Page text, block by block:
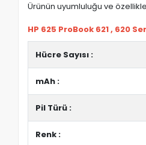
Ürünün uyumluluğu ve
HP 625 ProBook 621 , 620
Hücre Sayısı :
mAh :
Pil Türü :
Renk :